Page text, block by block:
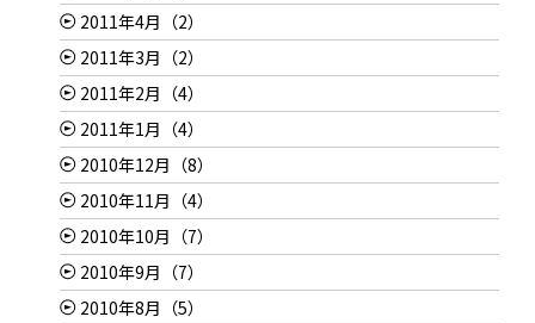
2011年4月（2）
2011年3月（2）
2011年2月（4）
2011年1月（4）
2010年12月（8）
2010年11月（4）
2010年10月（7）
2010年9月（7）
2010年8月（5）